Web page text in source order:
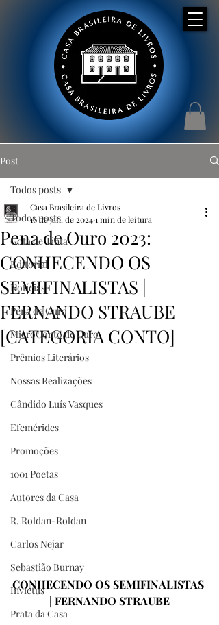
Post
Todos posts
Gota de Tinta
Editorial
Notícias
Pena de Ouro
MicroConto de Ouro
Prêmios Literários
Nossas Realizações
Cândido Luís Vasques
Efemérides
Promoções
1001 Poetas
Autores da Casa
R. Roldan-Roldan
Carlos Nejar
Sebastião Burnay
Invictus
Prata da Casa
Todos posts
Pena de Ouro 2023:
CONHECENDO OS
SEMIFINALISTAS |
FERNANDO STRAUBE
[CATEGORIA CONTO]
Casa Brasileira de Livros
16 de jan. de 20241 min de leitura
CONHECENDO OS SEMIFINALISTAS
| FERNANDO STRAUBE